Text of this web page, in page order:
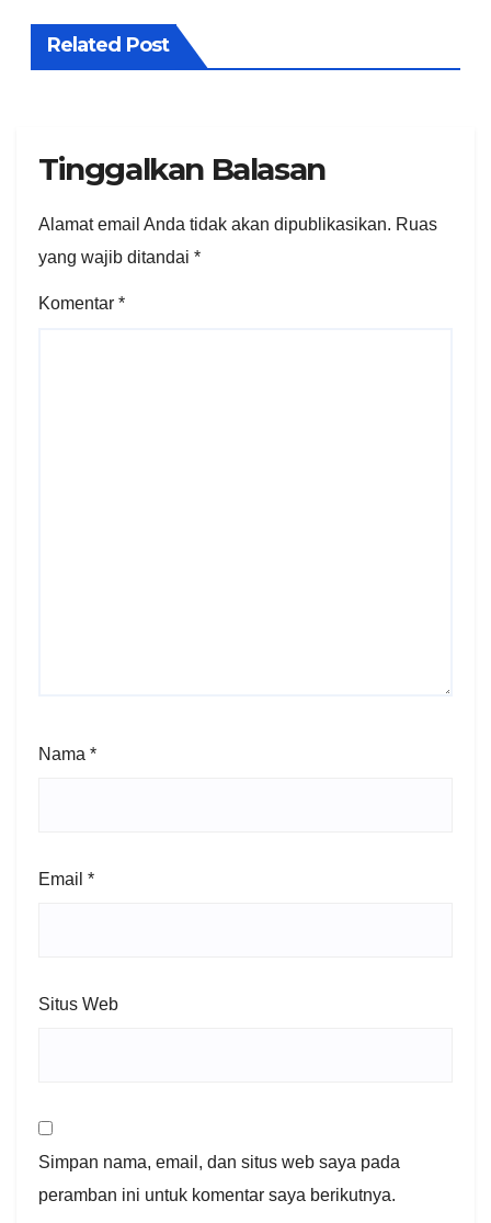
Related Post
Tinggalkan Balasan
Alamat email Anda tidak akan dipublikasikan. Ruas
yang wajib ditandai *
Komentar *
Nama *
Email *
Situs Web
Simpan nama, email, dan situs web saya pada
peramban ini untuk komentar saya berikutnya.